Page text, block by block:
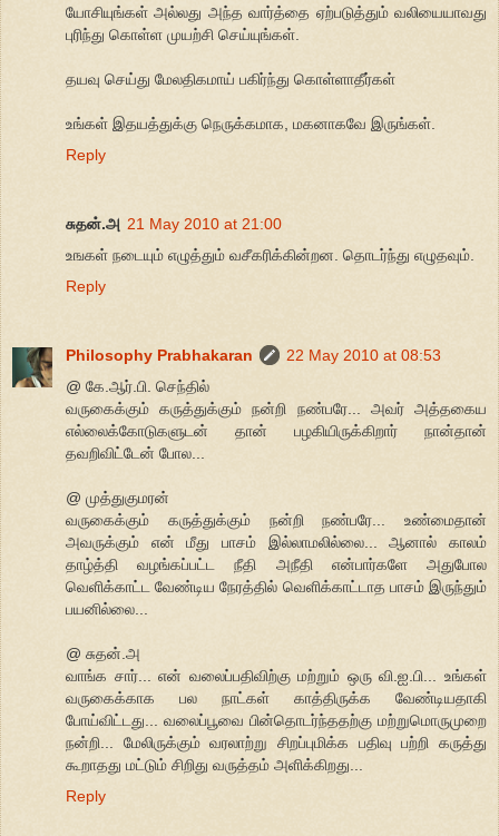
யோசியுங்கள் அல்லது அந்த வார்த்தை ஏற்படுத்தும் வலியையாவது
புரிந்து கொள்ள முயற்சி செய்யுங்கள்.
தயவு செய்து மேலதிகமாய் பகிர்ந்து கொள்ளாதீர்கள்
உங்கள் இதயத்துக்கு நெருக்கமாக, மகனாகவே இருங்கள்.
Reply
சுதன்.அ 21 May 2010 at 21:00
உஙகள் நடையும் எழுத்தும் வசீகரிக்கின்றன. தொடர்ந்து எழுதவும்.
Reply
Philosophy Prabhakaran
22 May 2010 at 08:53
@ கே.ஆர்.பி. செந்தில்
வருகைக்கும் கருத்துக்கும் நன்றி நண்பரே... அவர் அத்தகைய
எல்லைக்கோடுகளுடன் தான் பழகியிருக்கிறார் நான்தான்
தவறிவிட்டேன் போல...
@ முத்துகுமரன்
வருகைக்கும் கருத்துக்கும் நன்றி நண்பரே... உண்மைதான்
அவருக்கும் என் மீது பாசம் இல்லாமலில்லை... ஆனால் காலம்
தாழ்த்தி வழங்கப்பட்ட நீதி அநீதி என்பார்களே அதுபோல
வெளிக்காட்ட வேண்டிய நேரத்தில் வெளிக்காட்டாத பாசம் இருந்தும்
பயனில்லை...
@ சுதன்.அ
வாங்க சார்... என் வலைப்பதிவிற்கு மற்றும் ஒரு வி.ஐ.பி... உங்கள்
வருகைக்காக பல நாட்கள் காத்திருக்க வேண்டியதாகி
போய்விட்டது... வலைப்பூவை பின்தொடர்ந்ததற்கு மற்றுமொருமுறை
நன்றி... மேலிருக்கும் வரலாற்று சிறப்புமிக்க பதிவு பற்றி கருத்து
கூறாதது மட்டும் சிறிது வருத்தம் அளிக்கிறது...
Reply